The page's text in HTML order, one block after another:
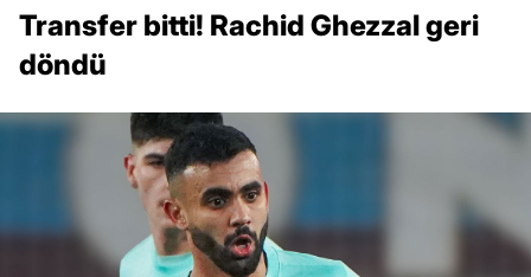
Transfer bitti! Rachid Ghezzal geri
döndü